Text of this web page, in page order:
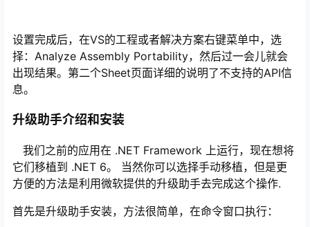
设置完成后，在VS的工程或者解决方案右键菜单中，选
择：Analyze Assembly Portability，然后过一会儿就会
出现结果。第二个Sheet页面详细的说明了不支持的API信
息。
升级助手介绍和安装
我们之前的应用在 .NET Framework 上运行，现在想将
它们移植到 .NET 6。 当然你可以选择手动移植，但是更
方便的方法是利用微软提供的升级助手去完成这个操作.
首先是升级助手安装，方法很简单，在命令窗口执行：